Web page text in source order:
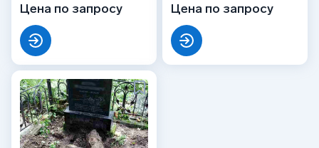
Цена по запросу Цена по запросу